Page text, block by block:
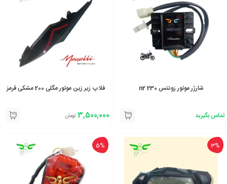
شارژر موتور زونتس 230 n2
تماس بگیرید
فلاپ زیر زین موتور مگلی 200 مشکی قرمز
3,500,000 تومان
3%
5%